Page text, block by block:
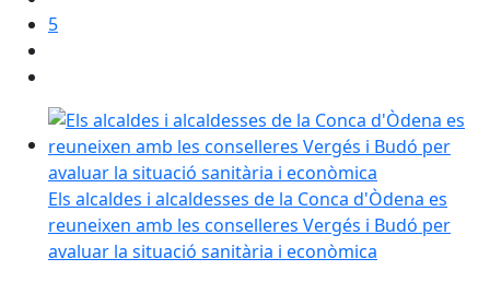
5
Els alcaldes i alcaldesses de la Conca d'Òdena es
Els alcaldes i alcaldesses de la Conca d'Òdena es
reuneixen amb les conselleres Vergés i Budó per
avaluar la situació sanitària i econòmica